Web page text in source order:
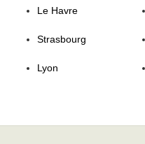
Le Havre
Strasbourg
Lyon